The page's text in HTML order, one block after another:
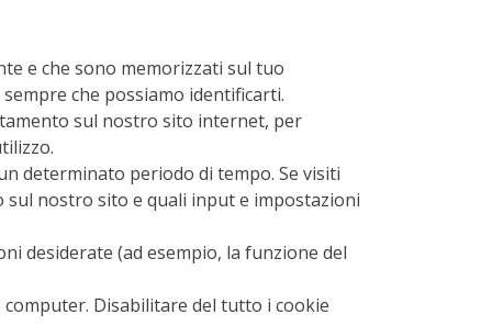
e che sono memorizzati sul tuo
che possiamo identificarti.
sul nostro sito internet, per
determinato periodo di tempo. Se visiti
nostro sito e quali input e impostazioni
desiderate (ad esempio, la funzione del
Disabilitare del tutto i cookie